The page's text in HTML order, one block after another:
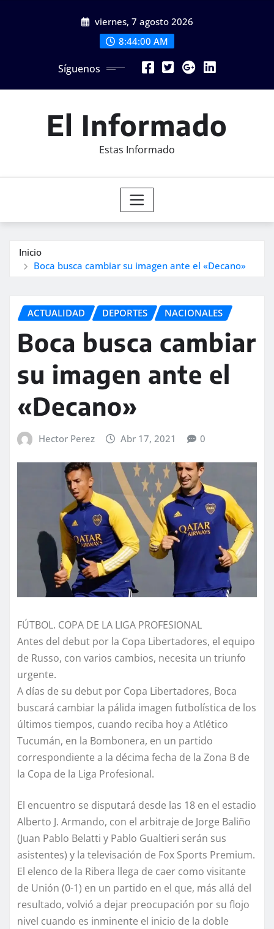
viernes, 7 agosto 2026
8:44:02 AM
Síguenos
El Informado
Estas Informado
Inicio
Boca busca cambiar su imagen ante el «Decano»
ACTUALIDAD DEPORTES NACIONALES
Boca busca cambiar
su imagen ante el
«Decano»
Hector Perez Abr 17, 2021 0
FÚTBOL. COPA DE LA LIGA PROFESIONAL
Antes del debut por la Copa Libertadores, el equipo
de Russo, con varios cambios, necesita un triunfo
urgente.
A días de su debut por Copa Libertadores, Boca
buscará cambiar la pálida imagen futbolística de los
últimos tiempos, cuando reciba hoy a Atlético
Tucumán, en la Bombonera, en un partido
correspondiente a la décima fecha de la Zona B de
la Copa de la Liga Profesional.
El encuentro se disputará desde las 18 en el estadio
Alberto J. Armando, con el arbitraje de Jorge Baliño
(Juan Pablo Belatti y Pablo Gualtieri serán sus
asistentes) y la televisación de Fox Sports Premium.
El elenco de la Ribera llega de caer como visitante
de Unión (0-1) en un partido en el que, más allá del
resultado, volvió a dejar preocupación por su flojo
nivel cuando es inminente el inicio de la doble